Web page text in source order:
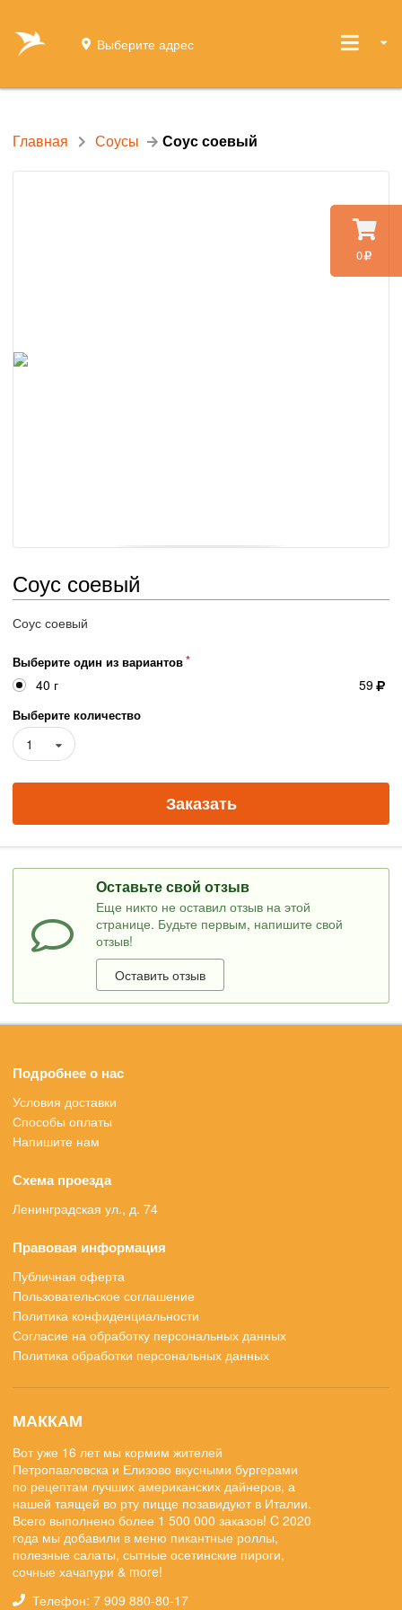
0
Выберите адрес
Главная Соусы Соус соевый
Соус соевый
Соус соевый
Выберите один из вариантов
40 г 59
Выберите количество
1
Заказать
Оставьте свой отзыв
Еще никто не оставил отзыв на этой
странице. Будьте первым, напишите свой
отзыв!
Оставить отзыв
Подробнее о нас
Условия доставки
Способы оплаты
Напишите нам
Схема проезда
Ленинградская ул., д. 74
Правовая информация
Публичная оферта
Пользовательское соглашение
Политика конфиденциальности
Согласие на обработку персональных данных
Политика обработки персональных данных
МАККАМ
Вот уже 16 лет мы кормим жителей
Петропавловска и Елизово вкусными бургерами
по рецептам лучших американских дайнеров, а
нашей таящей во рту пицце позавидуют в Италии.
Всего выполнено более 1 500 000 заказов! C 2020
года мы добавили в меню пикантные роллы,
полезные салаты, сытные осетинские пироги,
сочные хачапури & more!
Телефон: 7 909 880-80-17